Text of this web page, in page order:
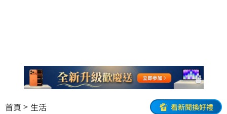
首頁 生活 看新聞換好禮